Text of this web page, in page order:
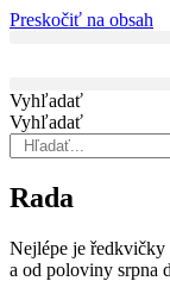
Preskočiť na obsah
Vyhľadať
Vyhľadať
Rada
Nejlépe je ředkvičky
a od poloviny srpna